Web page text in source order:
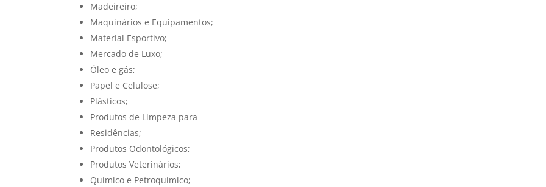
Madeireiro;
Maquinários e Equipamentos;
Material Esportivo;
Mercado de Luxo;
Óleo e gás;
Papel e Celulose;
Plásticos;
Produtos de Limpeza para
Residências;
Produtos Odontológicos;
Produtos Veterinários;
Químico e Petroquímico;